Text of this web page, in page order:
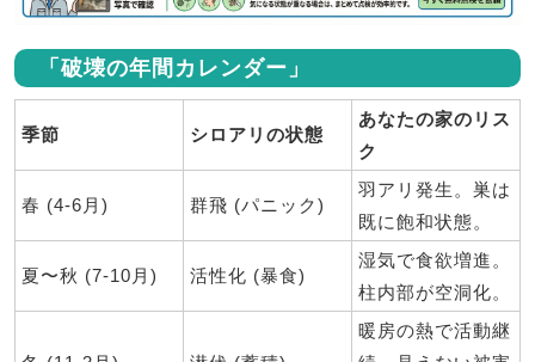
「破壊の年間カレンダー」
季節 シロアリの状態
あなたの家のリス
ク
春 (4-6月) 群飛 (パニック)
羽アリ発生。巣は
既に飽和状態。
夏〜秋 (7-10月) 活性化 (暴食)
湿気で食欲増進。
柱内部が空洞化。
暖房の熱で活動継